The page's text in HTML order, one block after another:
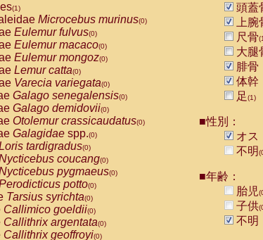
(1)
Microcebus murinus(0)
Eulemur fulvus(0)
Eulemur macaco(0)
Eulemur mongoz(0)
Lemur catta(0)
Varecia variegata(0)
Galago senegalensis(0)
Galago demidovii(0)
Otolemur crassicaudatus(0)
Galagidae spp.(0)
tardigradus(0)
coucang(0)
pygmaeus(0)
potto(0)
Tarsius syrichta(0)
Callimico goeldii(0)
Callithrix argentata(0)
Callithrix geoffroyi(0)
頭蓋
上腕
尺骨
大腿
腓骨
体幹
足(1)
■性別：
オス
不明
■年齢：
胎児
子供
不明